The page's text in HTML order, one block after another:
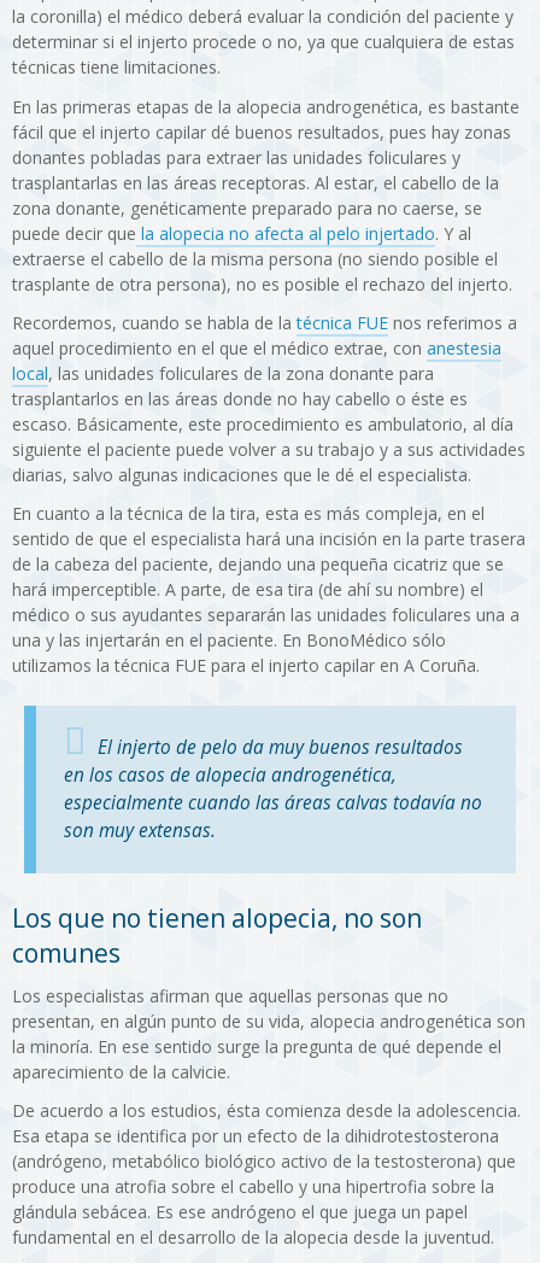
la coronilla) el médico deberá evaluar la condición del paciente y
determinar si el injerto procede o no, ya que cualquiera de estas
técnicas tiene limitaciones.
En las primeras etapas de la alopecia androgenética, es bastante
fácil que el injerto capilar dé buenos resultados, pues hay zonas
donantes pobladas para extraer las unidades foliculares y
trasplantarlas en las áreas receptoras. Al estar, el cabello de la
zona donante, genéticamente preparado para no caerse, se
puede decir que la alopecia no afecta al pelo injertado. Y al
extraerse el cabello de la misma persona (no siendo posible el
trasplante de otra persona), no es posible el rechazo del injerto.
Recordemos, cuando se habla de latécnica FUE nos referimos a
aquel procedimiento en el que el médico extrae, con anestesia
local, las unidades foliculares de la zona donante para
trasplantarlos en las áreas donde no hay cabello o éste es
escaso. Básicamente, este procedimiento es ambulatorio, al día
siguiente el paciente puede volver a su trabajo y a sus actividades
diarias, salvo algunas indicaciones que le dé el especialista.
En cuanto a la técnica de la tira, esta es más compleja, en el
sentido de que el especialista hará una incisión en la parte trasera
de la cabeza del paciente, dejando una pequeña cicatriz que se
hará imperceptible. A parte, de esa tira (de ahí su nombre) el
médico o sus ayudantes separarán las unidades foliculares una a
una y las injertarán en el paciente. En BonoMédico sólo
utilizamos la técnica FUE para el injerto capilar en A Coruña.
El injerto de pelo da muy buenos resultados
en los casos de alopecia androgenética,
especialmente cuando las áreas calvas todavía no
son muy extensas.
Los que no tienen alopecia, no son
comunes
Los especialistas afirman que aquellas personas que no
presentan, en algún punto de su vida, alopecia androgenética son
la minoría. En ese sentido surge la pregunta de qué depende el
aparecimiento de la calvicie.
De acuerdo a los estudios, ésta comienza desde la adolescencia.
Esa etapa se identifica por un efecto de la dihidrotestosterona
(andrógeno, metabólico biológico activo de la testosterona) que
produce una atrofia sobre el cabello y una hipertrofia sobre la
glándula sebácea. Es ese andrógeno el que juega un papel
fundamental en el desarrollo de la alopecia desde la juventud.